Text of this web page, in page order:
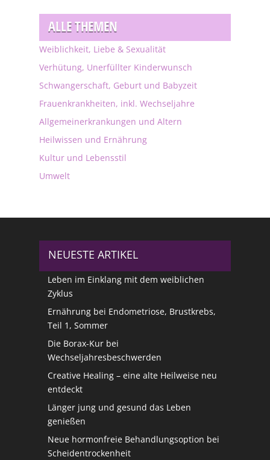
ALLE THEMEN
Weiblichkeit, Liebe & Sexualität
Verhütung, Unerfüllter Kinderwunsch
Schwangerschaft, Geburt und Babyzeit
Frauenkrankheiten, inkl. Wechseljahre
Allgemeinerkrankungen und Altern
Heilwissen und Ernährung
Kultur und Lebensstil
Umwelt
NEUESTE ARTIKEL
Leben im Einklang mit dem weiblichen
Zyklus
Ernährung bei Endometriose, Brustkrebs,
Teil 1, Sommer
Die Borax-Kur bei
Wechseljahresbeschwerden
Creative Healing – eine alte Heilweise neu
entdeckt
Länger jung und gesund das Leben
genießen
Neue hormonfreie Behandlungsoption bei
Scheidentrockenheit